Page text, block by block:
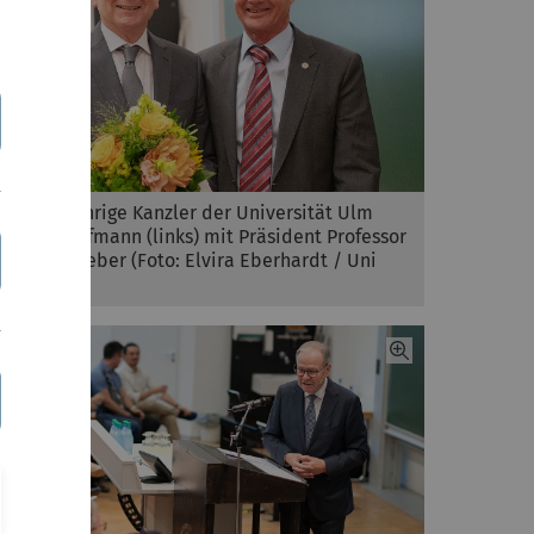
Der langjährige Kanzler der Universität Ulm
Kaufmann (links) mit Präsident Professor
Michael Weber (Foto: Elvira Eberhardt / Uni
Ulm)